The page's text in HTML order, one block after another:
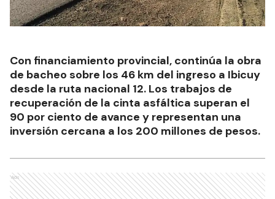
Con financiamiento provincial, continúa la obra
de bacheo sobre los 46 km del ingreso a Ibicuy
desde la ruta nacional 12. Los trabajos de
recuperación de la cinta asfáltica superan el
90 por ciento de avance y representan una
inversión cercana a los 200 millones de pesos.
Ads